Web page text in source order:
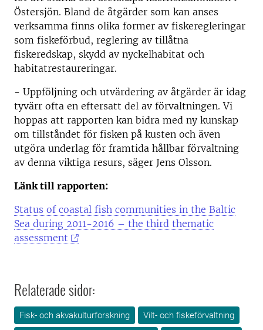
Östersjön. Bland de åtgärder som kan anses
verksamma finns olika former av fiskeregleringar
som fiskeförbud, reglering av tillåtna
fiskeredskap, skydd av nyckelhabitat och
habitatrestaureringar.
- Uppföljning och utvärdering av åtgärder är idag
tyvärr ofta en eftersatt del av förvaltningen. Vi
hoppas att rapporten kan bidra med ny kunskap
om tillståndet för fisken på kusten och även
utgöra underlag för framtida hållbar förvaltning
av denna viktiga resurs, säger Jens Olsson.
Länk till rapporten:
Status of coastal fish communities in the Baltic
Sea during 2011-2016 – the third thematic
assessment
Relaterade sidor:
Fisk- och akvakulturforskning
Vilt- och fiskeförvaltning